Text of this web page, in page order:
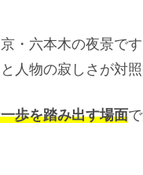
・六本木の夜景で
人物の寂しさが対照
歩を踏み出す場面